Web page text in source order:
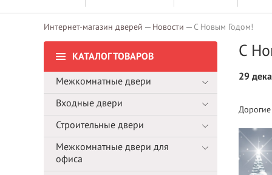
Интернет-магазин дверей Новости С Новым Годом!
КАТАЛОГ ТОВАРОВ
Межкомнатные двери
Входные двери
Строительные двери
Межкомнатные двери для
офиса
С
29